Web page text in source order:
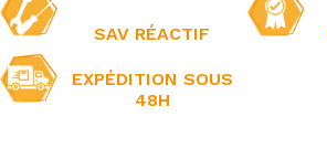
SAV RÉACTIF
EXPÉDITION SOUS
48H